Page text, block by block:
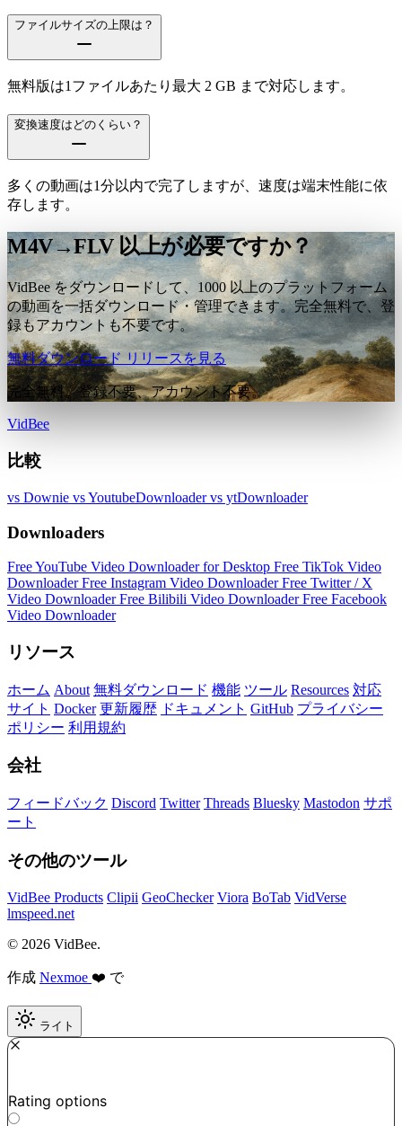
ファイルサイズの上限は？
無料版は1ファイルあたり最大 2 GB まで対応します。
変換速度はどのくらい？
多くの動画は1分以内で完了しますが、速度は端末性能に依
存します。
M4V→FLV 以上が必要ですか？
VidBee をダウンロードして、1000 以上のプラットフォーム
の動画を一括ダウンロード・管理できます。完全無料で、登
録もアカウントも不要です。
無料ダウンロード リリースを見る
完全無料。登録不要、アカウント不要。
VidBee
比較
vs Downie vs YoutubeDownloadervs ytDownloader
Downloaders
Free YouTube Video Downloader for Desktop Free TikTok Video
DownloaderFree Instagram Video DownloaderFree Twitter / X
Video DownloaderFree Bilibili Video DownloaderFree Facebook
Video Downloader
リソース
ホーム About 無料ダウンロード 機能 ツール Resources 対応
サイト Docker 更新履歴 ドキュメント GitHub プライバシー
ポリシー 利用規約
会社
フィードバック Discord Twitter Threads Bluesky Mastodon サポ
ート
その他のツール
VidBee Products Clipii GeoChecker Viora BoTab VidVerse
lmspeed.net
© 2026 VidBee.
作成 Nexmoe ❤️ で
ライト
Rating options